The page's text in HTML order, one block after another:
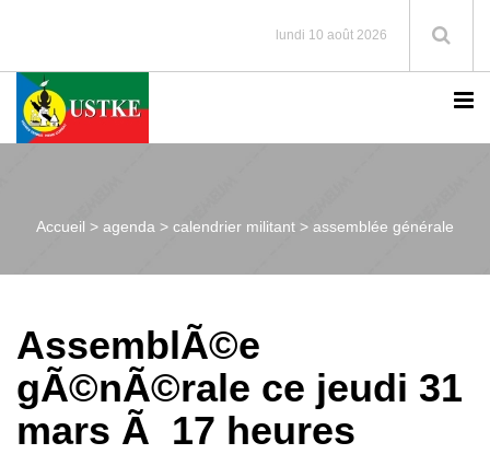
lundi 10 août 2026
Accueil > agenda > calendrier militant > assemblée générale
AssemblÃ©e
gÃ©nÃ©rale ce jeudi 31
mars Ã 17 heures